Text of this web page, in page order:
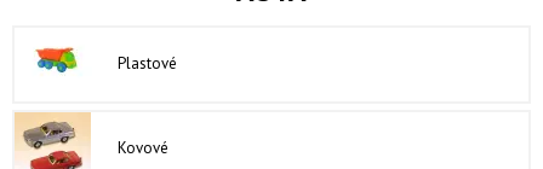
Plastové
Kovové